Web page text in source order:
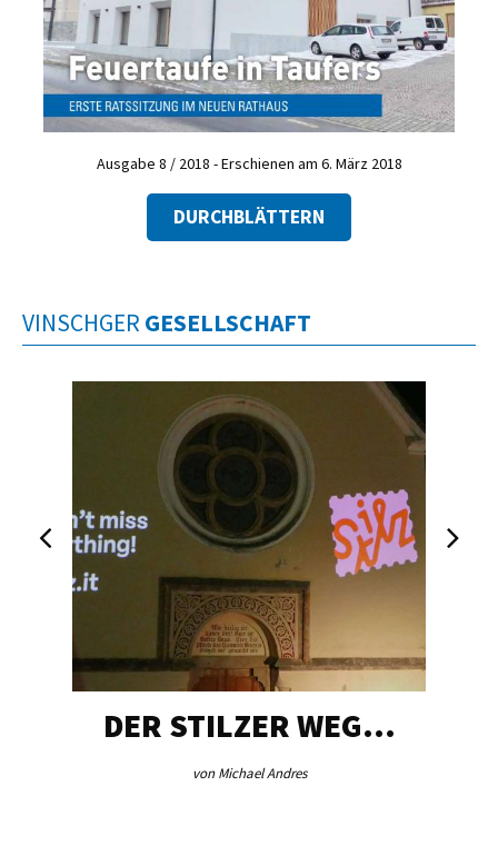
Ausgabe 8 / 2018 - Erschienen am 6. März 2018
DURCHBLÄTTERN
VINSCHGER GESELLSCHAFT
DER STILZER WEG…
von Michael Andres